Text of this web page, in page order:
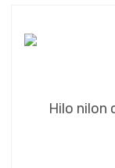
Hilo nilon